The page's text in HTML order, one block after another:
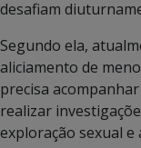
desafiam
Segundo ela,
aliciamento de
precisa
realizar
exploração sexual